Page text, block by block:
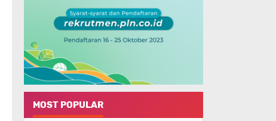
MOST POPULAR